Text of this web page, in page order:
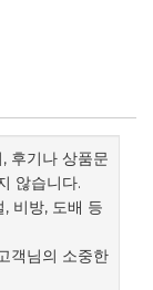
후기나 상품문
않습니다.
비방, 도배 등
객님의 소중한